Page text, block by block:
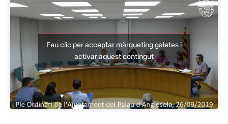
Feu clic per acceptar màrqueting galetes i
activar aquest contingut